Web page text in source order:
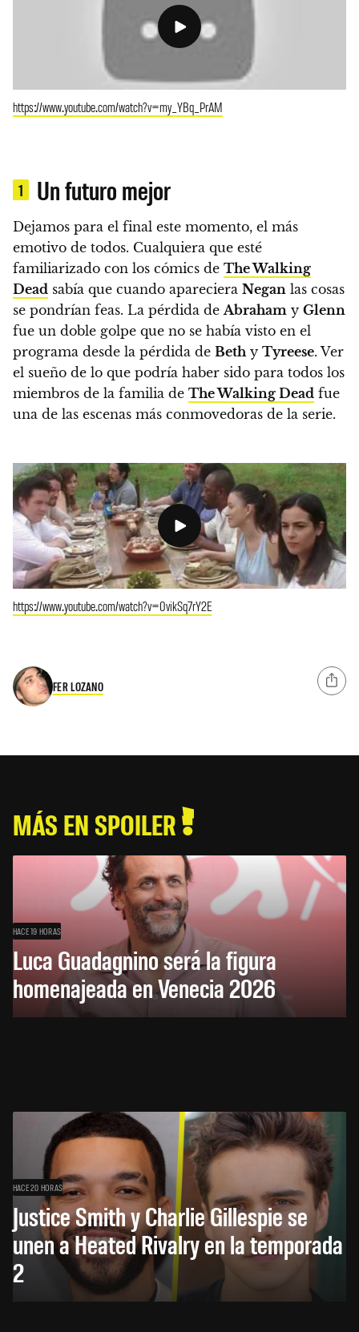
https://www.youtube.com/watch?v=my_YBq_PrAM
1 Un futuro mejor
Dejamos para el final este momento, el más
emotivo de todos. Cualquiera que esté
familiarizado con los cómics de The Walking
Dead sabía que cuando apareciera Negan las cosas
se pondrían feas. La pérdida de Abraham y Glenn
fue un doble golpe que no se había visto en el
programa desde la pérdida de Beth y Tyreese.Ver
el sueño de lo que podría haber sido para todos los
miembros de la familia de The Walking Dead fue
una de las escenas más conmovedoras de la serie.
https://www.youtube.com/watch?v=0vikSq7rY2E
FER LOZANO
MÁS EN SPOILER
HACE 19 HORAS
Luca Guadagnino será la figura
homenajeada en Venecia 2026
HACE 20 HORAS
Justice Smith y Charlie Gillespie se
unen a Heated Rivalry en la temporada
2